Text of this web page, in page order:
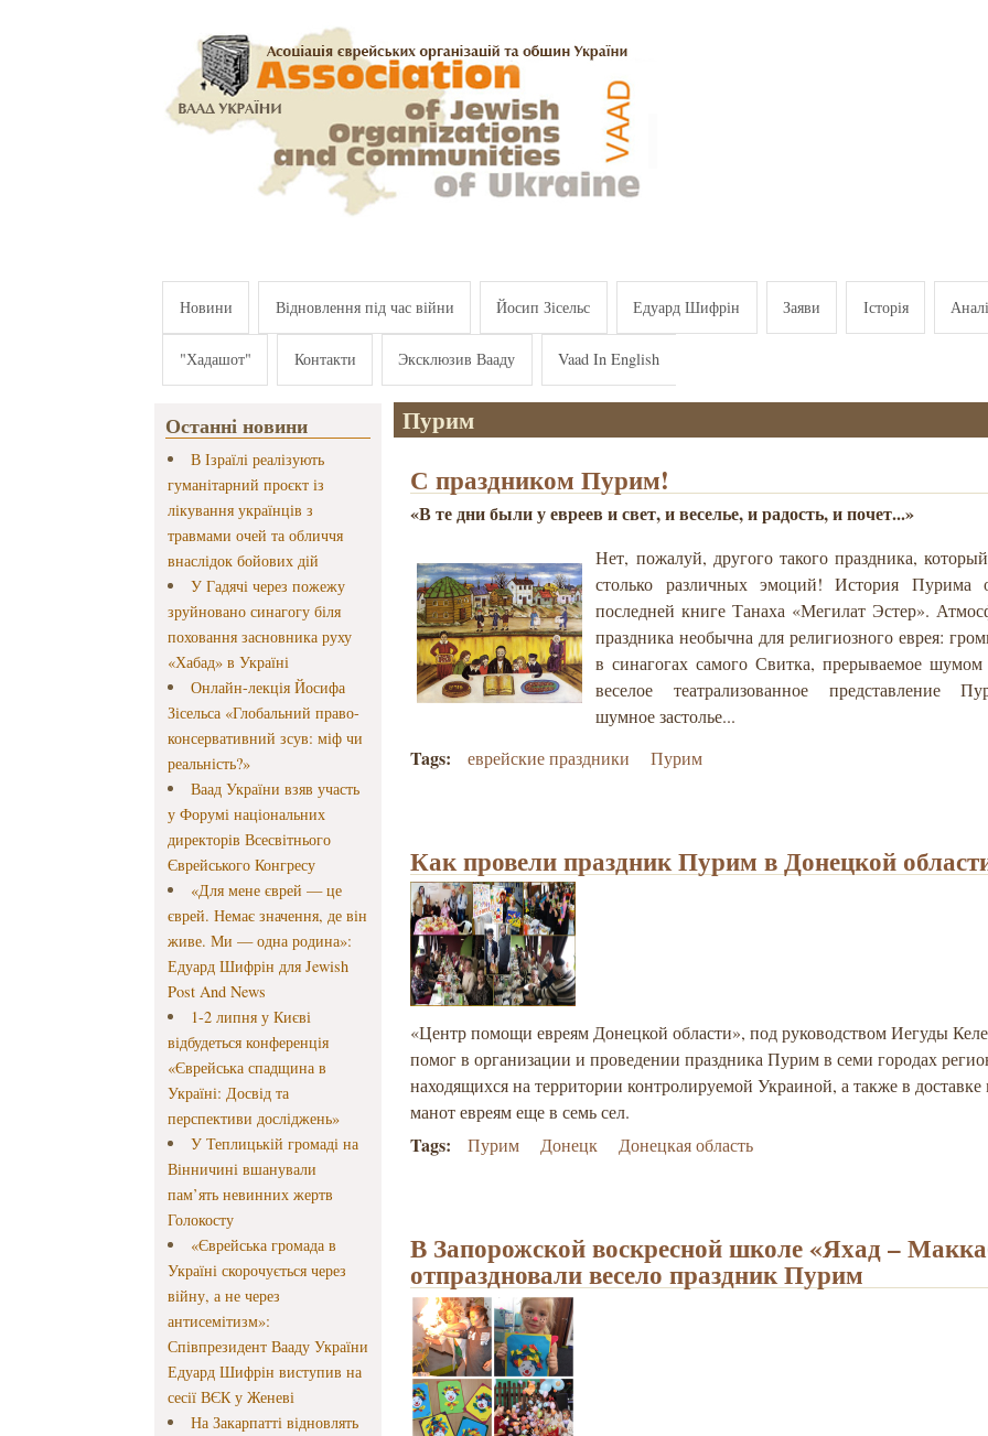
Новини Відновлення під час війни Йосип Зісельс Едуард Шифрін Заяви Історія
"Хадашот" Контакти Эксклюзив Вааду Vaad In English
Останні новини
В Ізраїлі реалізують
гуманітарний проєкт із
лікування українців з
травмами очей та обличчя
внаслідок бойових дій
У Гадячі через пожежу
зруйновано синагогу біля
поховання засновника руху
«Хабад» в Україні
Онлайн-лекція Йосифа
Зісельса «Глобальний право-
консервативний зсув: міф чи
реальність?»
Ваад України взяв участь
у Форумі національних
директорів Всесвітнього
Єврейського Конгресу
«Для мене єврей — це
єврей. Немає значення, де він
живе. Ми — одна родина»:
Едуард Шифрін для Jewish
Post And News
1-2 липня у Києві
відбудеться конференція
«Єврейська спадщина в
Україні: Досвід та
перспективи досліджень»
У Теплицькій громаді на
Вінничині вшанували
пам’ять невинних жертв
Голокосту
«Єврейська громада в
Україні скорочується через
війну, а не через
антисемітизм»:
Співпрезидент Вааду України
Едуард Шифрін виступив на
сесії ВЄК у Женеві
На Закарпатті відновлять
Пурим
С праздником Пурим!
«В те дни были у евреев и свет, и веселье, и радость, и почет...»
Нет, пожалуй, другого такого праздника,
столько различных эмоций! История Пурима
последней книге Танаха «Мегилат Эстер».
праздника необычна для религиозного еврея:
в синагогах самого Свитка, прерываемое шумом
веселое театрализованное представление
шумное застолье...
Tags: еврейские праздники Пурим
Как провели праздник Пурим в Донецкой
«Центр помощи евреям Донецкой области», под руководством Иегуды
помог в организации и проведении праздника Пурим в семи городах
находящихся на территории контролируемой Украиной, а также в
манот евреям еще в семь сел.
Tags: Пурим Донецк Донецкая область
В Запорожской воскресной школе «Яхад –
отпраздновали весело праздник Пурим